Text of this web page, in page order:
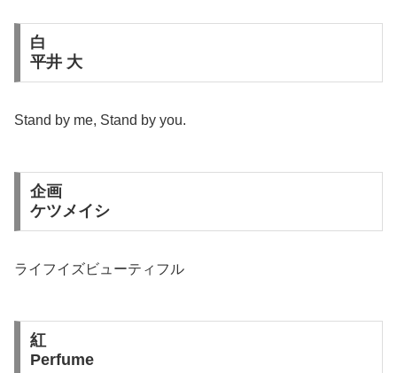
白
平井 大
Stand by me, Stand by you.
企画
ケツメイシ
ライフイズビューティフル
紅
Perfume